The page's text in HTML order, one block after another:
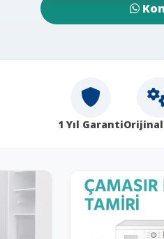
1 Yıl GarantiOrijinal